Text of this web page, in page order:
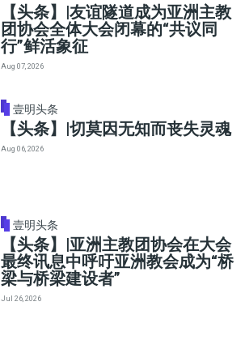
【头条】|友谊隧道成为亚洲主教
团协会全体大会闭幕的“共议同
行”鲜活象征
Aug 07, 2026
壹明头条
【头条】|切莫因无知而丧失灵魂
Aug 06, 2026
壹明头条
【头条】|亚洲主教团协会在大会
最终讯息中呼吁亚洲教会成为“桥
梁与桥梁建设者”
Jul 26, 2026